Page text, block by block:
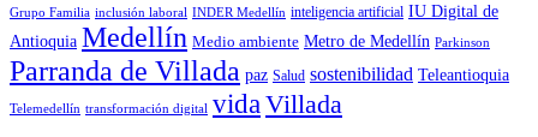
Grupo Familia inclusión laboral INDER Medellín inteligencia artificial IU Digital de
Antioquia Medellín Medio ambiente Metro de Medellín Parkinson
Parranda de Villada paz Salud sostenibilidad Teleantioquia
Telemedellín transformación digital vida Villada